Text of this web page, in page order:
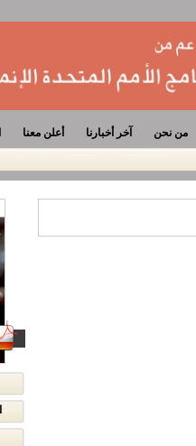
من نحن آخر أخبارنا أعلن معنا